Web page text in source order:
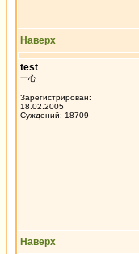
Наверх
test
一心
Зарегистрирован:
18.02.2005
Суждений: 18709
Наверх